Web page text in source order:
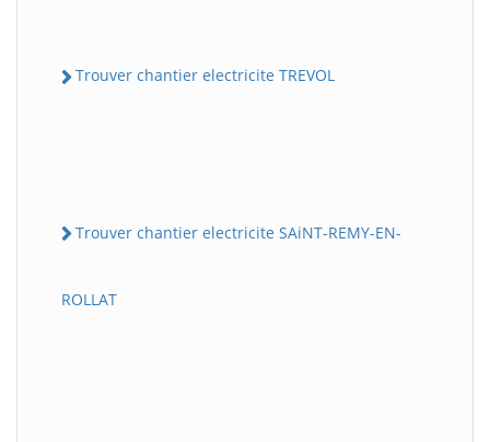
Trouver chantier electricite TREVOL
Trouver chantier electricite SAiNT-REMY-EN-
ROLLAT